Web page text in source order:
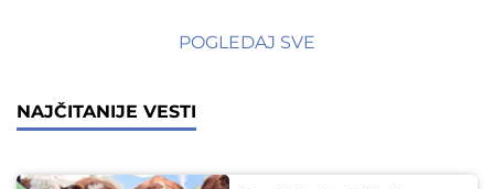
POGLEDAJ SVE
NAJČITANIJE VESTI